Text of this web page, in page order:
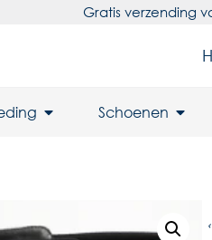
Gratis verzending
Schoenen
‹